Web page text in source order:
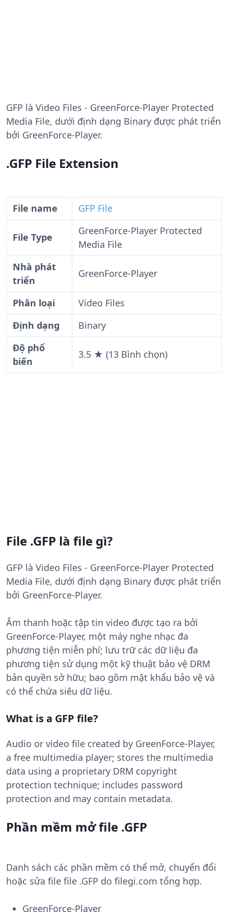
GFP là Video Files - GreenForce-Player Protected
Media File, dưới định dạng Binary được phát triển
bởi GreenForce-Player.
.GFP File Extension
File name GFP File
File Type
GreenForce-Player Protected
Media File
Nhà phát
triển
GreenForce-Player
Phân loại
Video Files
Định dạng
Binary
Độ phổ
biến
3.5 ★ (13 Bình chọn)
File .GFP là file gì?
GFP là Video Files - GreenForce-Player Protected
Media File, dưới định dạng Binary được phát triển
bởi GreenForce-Player.
Âm thanh hoặc tập tin video được tạo ra bởi
GreenForce-Player, một máy nghe nhạc đa
phương tiện miễn phí; lưu trữ các dữ liệu đa
phương tiện sử dụng một kỹ thuật bảo vệ DRM
bản quyền sở hữu; bao gồm mật khẩu bảo vệ và
có thể chứa siêu dữ liệu.
What is a GFP file?
Audio or video file created by GreenForce-Player,
a free multimedia player; stores the multimedia
data using a proprietary DRM copyright
protection technique; includes password
protection and may contain metadata.
Phần mềm mở file .GFP
Danh sách các phần mềm có thể mở, chuyển đổi
hoặc sửa file file .GFP do filegi.com tổng hợp.
GreenForce-Player